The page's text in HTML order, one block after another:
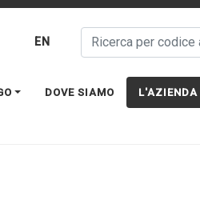
EN
DOVE SIAMO L'AZIENDA